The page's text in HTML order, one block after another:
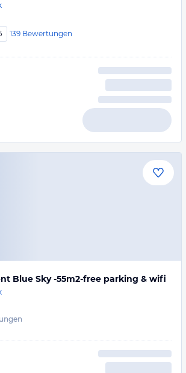
139 Bewertungen
Blue Sky -55m2-free parking & wifi